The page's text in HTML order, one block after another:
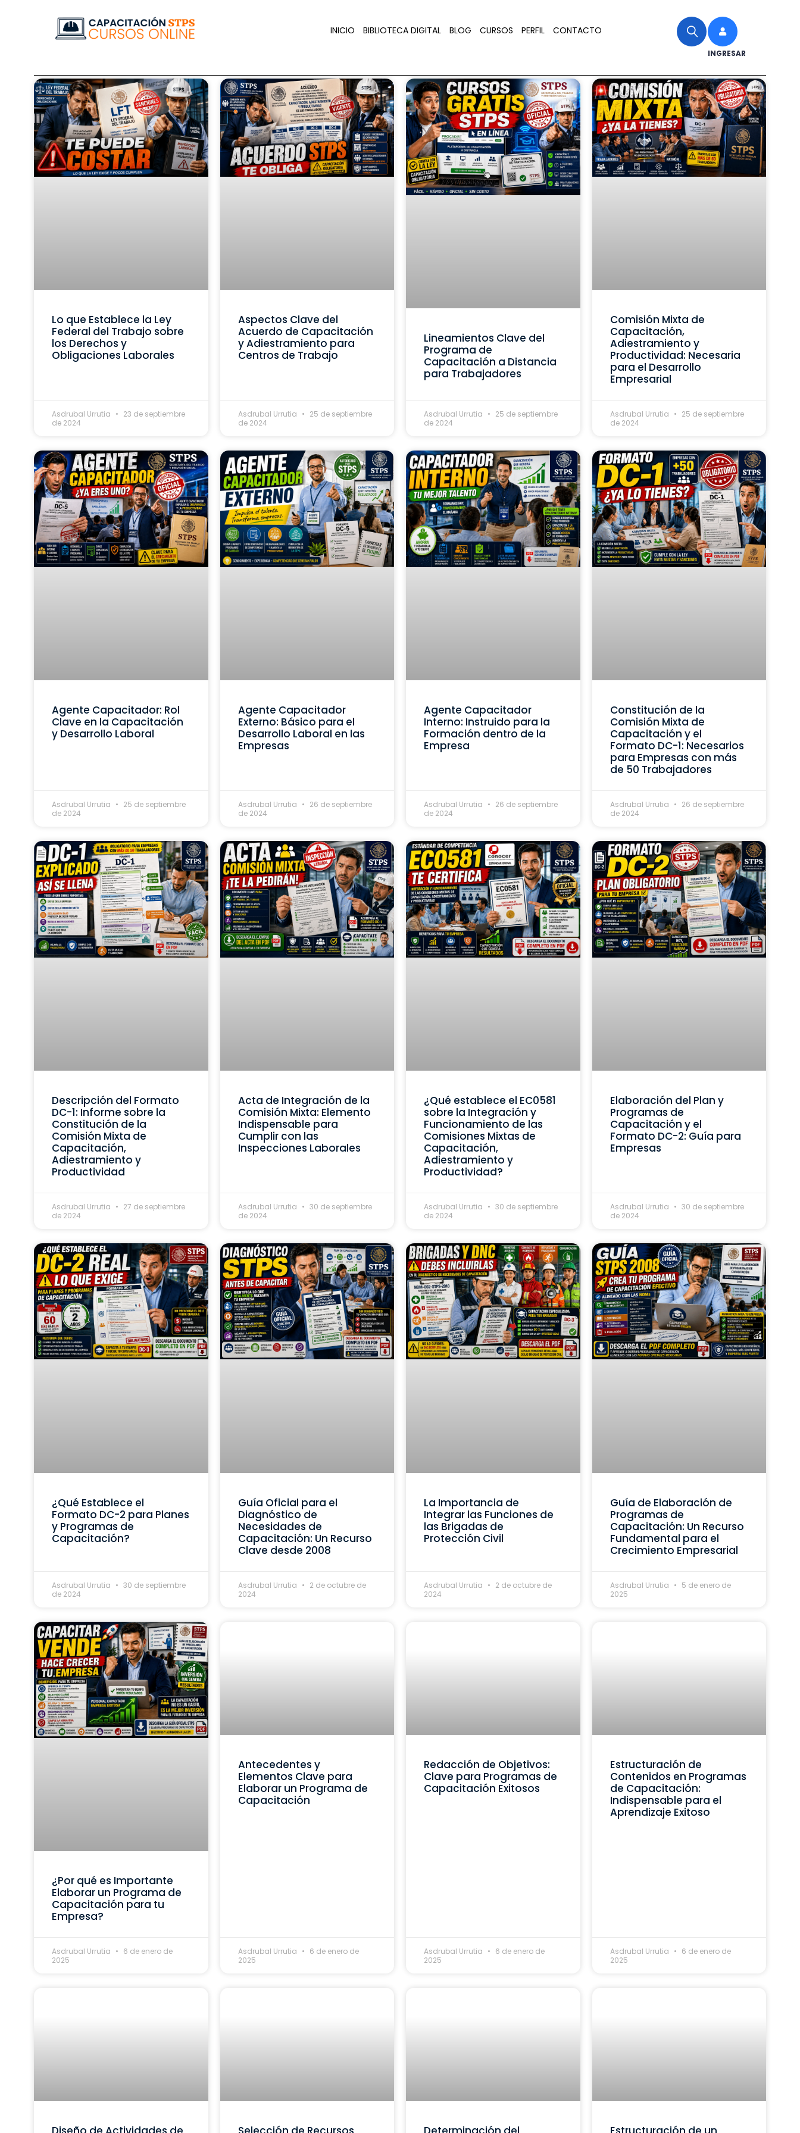
INICIO BIBLIOTECA DIGITAL BLOG CURSOS PERFIL CONTACTO
INGRESAR
Lo que Establece la Ley
Federal del Trabajo sobre
los Derechos y
Obligaciones Laborales
Asdrubal Urrutia
23 de septiembre
de 2024
Aspectos Clave del
Acuerdo de Capacitación
y Adiestramiento para
Centros de Trabajo
Asdrubal Urrutia
25 de septiembre
de 2024
Lineamientos Clave del
Programa de
Capacitación a Distancia
para Trabajadores
Asdrubal Urrutia
25 de septiembre
de 2024
Comisión Mixta de
Capacitación,
Adiestramiento y
Productividad: Necesaria
para el Desarrollo
Empresarial
Asdrubal Urrutia
25 de septiembre
de 2024
Agente Capacitador: Rol
Clave en la Capacitación
y Desarrollo Laboral
Asdrubal Urrutia
25 de septiembre
de 2024
Agente Capacitador
Externo: Básico para el
Desarrollo Laboral en las
Empresas
Asdrubal Urrutia
26 de septiembre
de 2024
Agente Capacitador
Interno: Instruido para la
Formación dentro de la
Empresa
Asdrubal Urrutia
26 de septiembre
de 2024
Constitución de la
Comisión Mixta de
Capacitación y el
Formato DC-1: Necesarios
para Empresas con más
de 50 Trabajadores
Asdrubal Urrutia
26 de septiembre
de 2024
Descripción del Formato
DC-1: Informe sobre la
Constitución de la
Comisión Mixta de
Capacitación,
Adiestramiento y
Productividad
Asdrubal Urrutia
27 de septiembre
de 2024
Acta de Integración de la
Comisión Mixta: Elemento
Indispensable para
Cumplir con las
Inspecciones Laborales
Asdrubal Urrutia
30 de septiembre
de 2024
¿Qué establece el EC0581
sobre la Integración y
Funcionamiento de las
Comisiones Mixtas de
Capacitación,
Adiestramiento y
Productividad?
Asdrubal Urrutia
30 de septiembre
de 2024
Elaboración del Plan y
Programas de
Capacitación y el
Formato DC-2: Guía para
Empresas
Asdrubal Urrutia
30 de septiembre
de 2024
¿Qué Establece el
Formato DC-2 para Planes
y Programas de
Capacitación?
Asdrubal Urrutia
30 de septiembre
de 2024
Guía Oficial para el
Diagnóstico de
Necesidades de
Capacitación: Un Recurso
Clave desde 2008
Asdrubal Urrutia
2 de octubre de
2024
La Importancia de
Integrar las Funciones de
las Brigadas de
Protección Civil
Asdrubal Urrutia
2 de octubre de
2024
Guía de Elaboración de
Programas de
Capacitación: Un Recurso
Fundamental para el
Crecimiento Empresarial
Asdrubal Urrutia
5 de enero de
2025
¿Por qué es Importante
Elaborar un Programa de
Capacitación para tu
Empresa?
Asdrubal Urrutia
6 de enero de
2025
Antecedentes y
Elementos Clave para
Elaborar un Programa de
Capacitación
Asdrubal Urrutia
6 de enero de
2025
Redacción de Objetivos:
Clave para Programas de
Capacitación Exitosos
Asdrubal Urrutia
6 de enero de
2025
Estructuración de
Contenidos en Programas
de Capacitación:
Indispensable para el
Aprendizaje Exitoso
Asdrubal Urrutia
6 de enero de
2025